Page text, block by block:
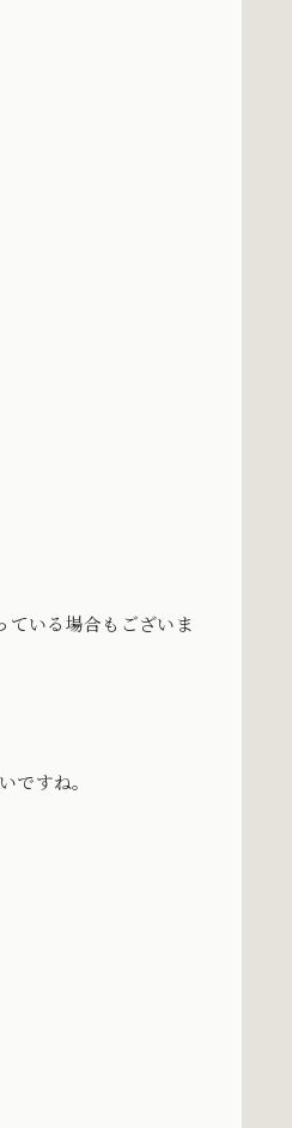
いる場合もございま
ですね。